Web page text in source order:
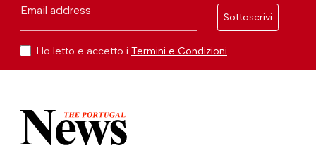
Email address
Sottoscrivi
Ho letto e accetto i Termini e Condizioni